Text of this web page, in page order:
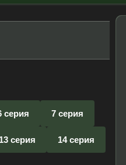
серия 7 серия
13 серия 14 серия